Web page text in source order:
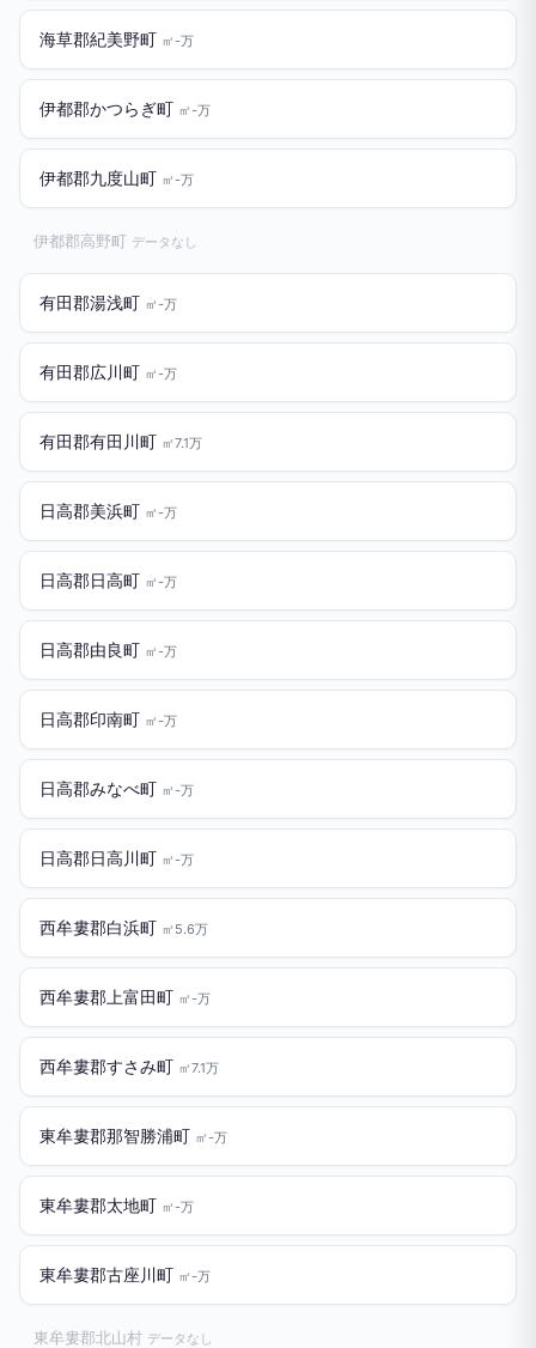
海草郡紀美野町 ㎡-万
伊都郡かつらぎ町 ㎡-万
伊都郡九度山町 ㎡-万
伊都郡高野町 データなし
有田郡湯浅町 ㎡-万
有田郡広川町 ㎡-万
有田郡有田川町 ㎡7.1万
日高郡美浜町 ㎡-万
日高郡日高町 ㎡-万
日高郡由良町 ㎡-万
日高郡印南町 ㎡-万
日高郡みなべ町 ㎡-万
日高郡日高川町 ㎡-万
西牟婁郡白浜町 ㎡5.6万
西牟婁郡上富田町 ㎡-万
西牟婁郡すさみ町 ㎡7.1万
東牟婁郡那智勝浦町 ㎡-万
東牟婁郡太地町 ㎡-万
東牟婁郡古座川町 ㎡-万
東牟婁郡北山村 データなし